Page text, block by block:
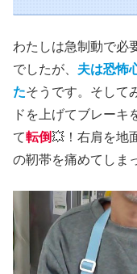
わたしは急制動で必
でしたが、 夫は恐怖
たそうです。そして
ドを上げてブレーキ
て転倒💥！右肩を地
の靭帯を痛めてしま